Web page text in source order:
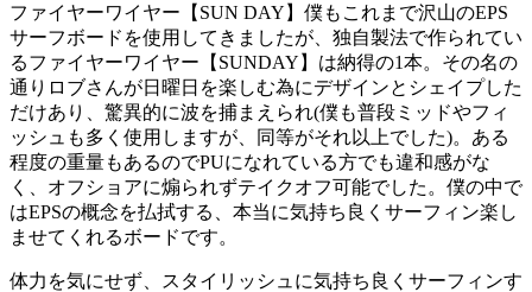
ファイヤーワイヤー【SUN DAY】僕もこれまで沢山のEPS
サーフボードを使用してきましたが、独自製法で作られてい
るファイヤーワイヤー【SUNDAY】は納得の1本。その名の
通りロブさんが日曜日を楽しむ為にデザインとシェイプした
だけあり、驚異的に波を捕まえられ(僕も普段ミッドやフィ
ッシュも多く使用しますが、同等がそれ以上でした)。ある
程度の重量もあるのでPUになれている方でも違和感がな
く、オフショアに煽られずテイクオフ可能でした。僕の中で
はEPSの概念を払拭する、本当に気持ち良くサーフィン楽し
ませてくれるボードです。
体力を気にせず、スタイリッシュに気持ち良くサーフィンす